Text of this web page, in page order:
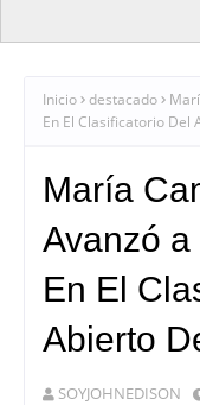
Inicio destacado
En El Clasificatorio Del
María
Avanzó
En El
Abierto
SOYJOHNEDISON